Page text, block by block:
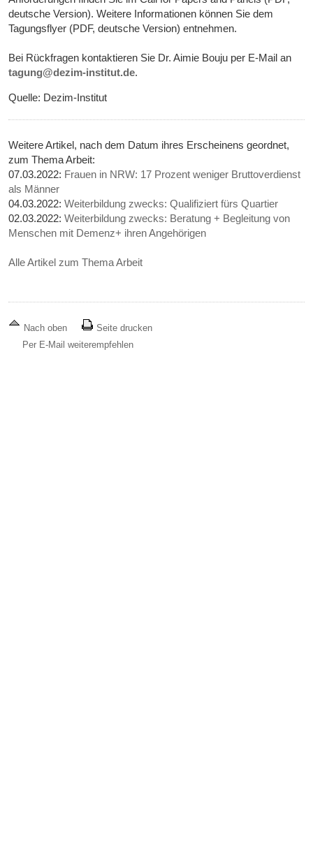
deutsche Version). Weitere Informationen können Sie dem
Tagungsflyer (PDF, deutsche Version) entnehmen.
Bei Rückfragen kontaktieren Sie Dr. Aimie Bouju per E-Mail an
tagung@dezim-institut.de.
Quelle: Dezim-Institut
Weitere Artikel, nach dem Datum ihres Erscheinens geordnet,
zum Thema Arbeit:
07.03.2022: Frauen in NRW: 17 Prozent weniger Bruttoverdienst
als Männer
04.03.2022:Weiterbildung zwecks: Qualifiziert fürs Quartier
02.03.2022:Weiterbildung zwecks: Beratung + Begleitung von
Menschen mit Demenz+ ihren Angehörigen
Alle Artikel zum Thema Arbeit
Nach oben
Seite drucken
Per E-Mail weiterempfehlen